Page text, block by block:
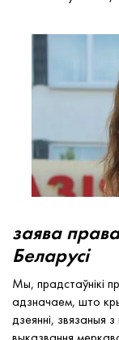
заява
Беларусі
Мы, прадстаўнікі
адзначаем, што
дзеянні, звязаныя